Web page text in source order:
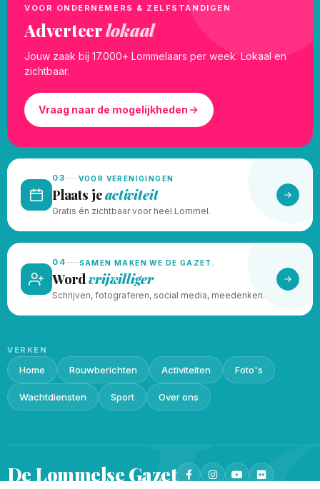
VOOR ONDERNEMERS & ZELFSTANDIGEN
Adverteerlokaal
Jouw zaak bij 17.000+ Lommelaars per week. Lokaal en
zichtbaar.
Vraag naar de mogelijkheden
03 VOOR VERENIGINGEN
Plaats jeactiviteit
Gratis én zichtbaar voor heel Lommel.
04 SAMEN MAKEN WE DE GAZET.
Wordvrijwilliger
Schrijven, fotograferen, social media, meedenken.
VERKEN
Home Rouwberichten Activiteiten Foto's
Wachtdiensten Sport Over ons
De LommelseGazet